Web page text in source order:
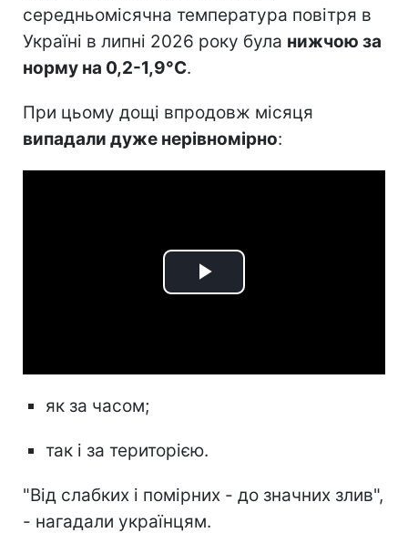
середньомісячна температура повітря в
Україні в липні 2026 року була нижчою за
норму на 0,2-1,9°C.
При цьому дощі впродовж місяця
випадали дуже нерівномірно:
Play
як за часом;
так і за територією.
"Від слабких і помірних - до значних злив",
- нагадали українцям.